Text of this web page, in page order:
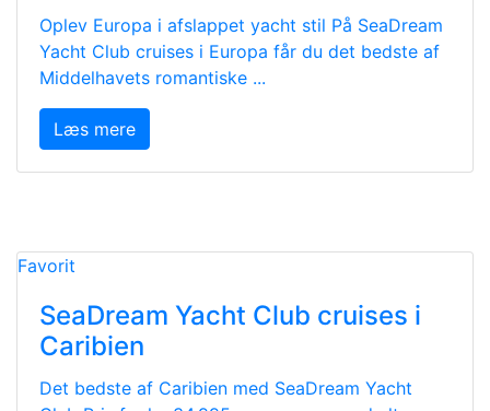
Oplev Europa i afslappet yacht stil På SeaDream
Yacht Club cruises i Europa får du det bedste af
Middelhavets romantiske ...
Læs mere
Favorit
SeaDream Yacht Club cruises i
Caribien
Det bedste af Caribien med SeaDream Yacht